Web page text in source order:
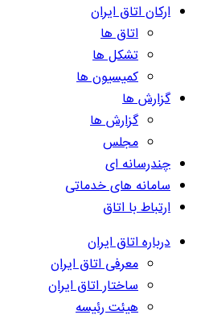
ارکان اتاق ایران
اتاق ها
تشکل ها
کمیسیون ها
گزارش ها
گزارش ها
مجلس
چندرسانه ای
سامانه های خدماتی
ارتباط با اتاق
درباره اتاق ایران
معرفی اتاق ایران
ساختار اتاق ایران
هیئت رئیسه